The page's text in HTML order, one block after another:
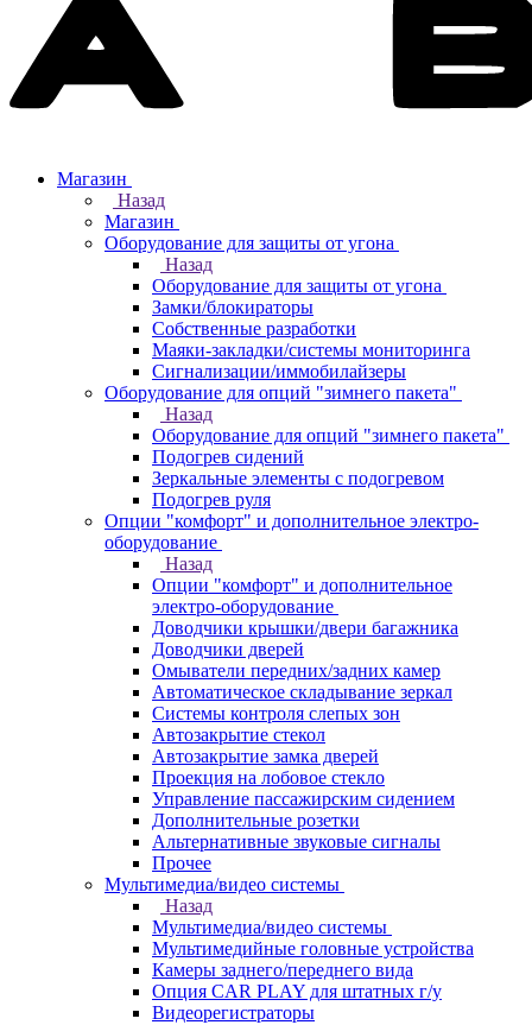
Магазин
Назад
Магазин
Оборудование для защиты от угона
Назад
Оборудование для защиты от угона
Замки/блокираторы
Собственные разработки
Маяки-закладки/системы мониторинга
Сигнализации/иммобилайзеры
Оборудование для опций "зимнего пакета"
Назад
Оборудование для опций "зимнего пакета"
Подогрев сидений
Зеркальные элементы с подогревом
Подогрев руля
Опции "комфорт" и дополнительное электро-
оборудование
Назад
Опции "комфорт" и дополнительное
электро-оборудование
Доводчики крышки/двери багажника
Доводчики дверей
Омыватели передних/задних камер
Автоматическое складывание зеркал
Системы контроля слепых зон
Автозакрытие стекол
Автозакрытие замка дверей
Проекция на лобовое стекло
Управление пассажирским сидением
Дополнительные розетки
Альтернативные звуковые сигналы
Прочее
Мультимедиа/видео системы
Назад
Мультимедиа/видео системы
Мультимедийные головные устройства
Камеры заднего/переднего вида
Опция CAR PLAY для штатных г/у
Видеорегистраторы